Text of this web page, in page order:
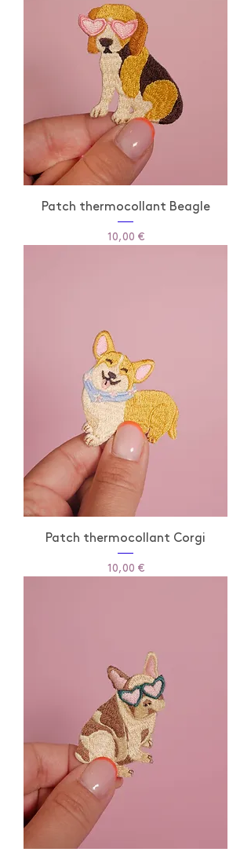
Patch thermocollant Beagle
Prix
10,00 €
Patch thermocollant Corgi
Prix
10,00 €